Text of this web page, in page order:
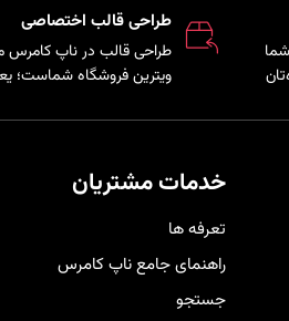
شما
طراحی قالب اختصاصی
طراحی قالب در ناپ
ویترین فروشگاه شماست؛
مشتری‌هایتان شخصی‌سازی
خریدی راحت و لذت‌بخش را
کاربرانتان فراهم کند
خدمات مشتریان
تعرفه ها
راهنمای جامع ناپ کامرس
جستجو